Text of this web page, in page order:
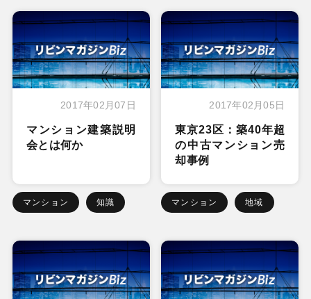
2017年02月07日
マンション建築説明
会とは何か
マンション 知識
2017年02月05日
東京23区：築40年超
の中古マンション売
却事例
マンション 地域